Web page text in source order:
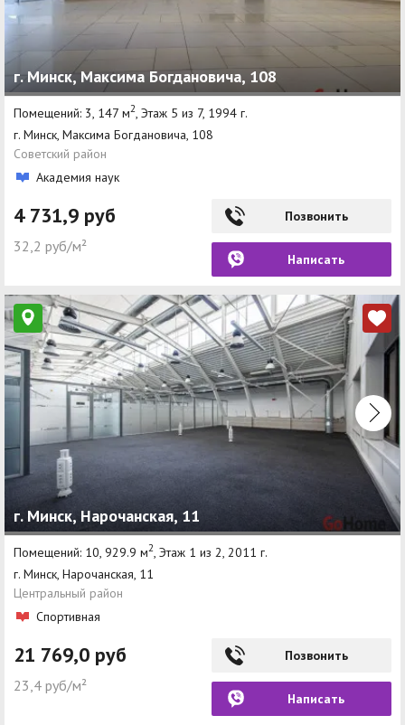
г. Минск, Максима Богдановича, 108
Помещений: 3, 147 м2 , Этаж 5 из 7, 1994 г.
г. Минск, Максима Богдановича, 108
Советский район
Академия наук
4 731,9 руб
32,2 руб/м²
Позвонить
Написать
г. Минск, Нарочанская, 11
Помещений: 10, 929.9 м2, Этаж 1 из 2, 2011 г.
г. Минск, Нарочанская, 11
Центральный район
Спортивная
21 769,0 руб
23,4 руб/м²
Позвонить
Написать